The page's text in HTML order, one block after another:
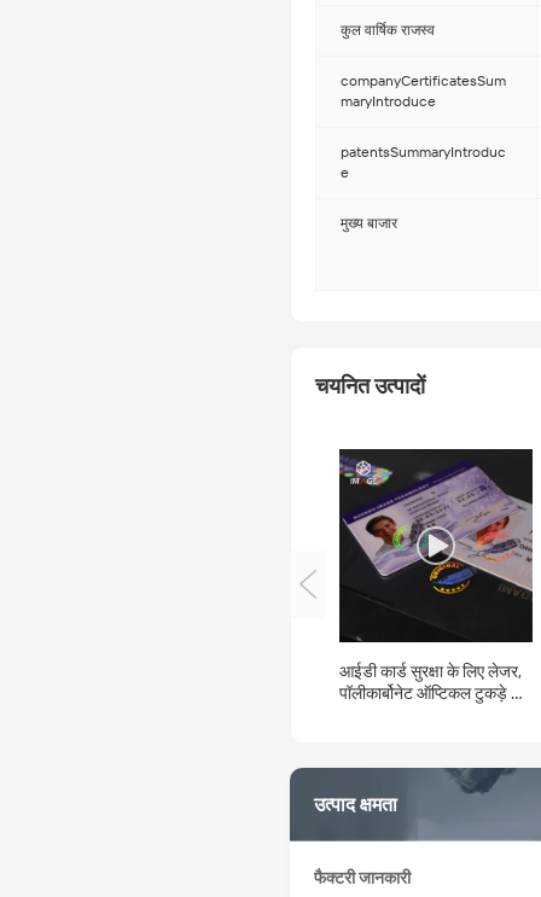
कुल वार्षिक राजस्व
companyCertificatesSum
maryIntroduce
patentsSummaryIntroduc
e
मुख्य बाजार
चयनित उत्पादों
आईडी कार्ड सुरक्षा के लिए लेजर,
पॉलीकार्बोनेट ऑप्टिकल टुकड़े के
उत्पाद क्षमता
फैक्टरी जानकारी